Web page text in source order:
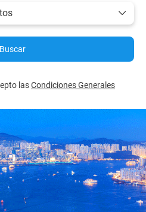
Buscar
lasCondiciones Generales